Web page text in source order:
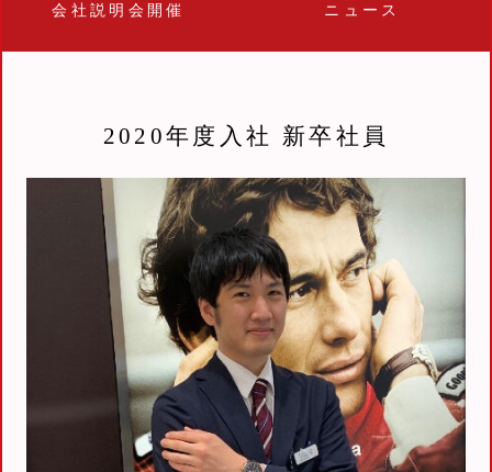
会社説明会開催 ニュース
2020年度入社 新卒社員